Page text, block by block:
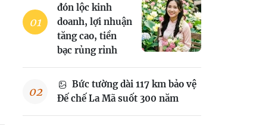
đón lộc kinh
doanh, lợi nhuận
tăng cao, tiền
bạc rủng rỉnh
Bức tường dài 117 km bảo vệ
Đế chế La Mã suốt 300 năm